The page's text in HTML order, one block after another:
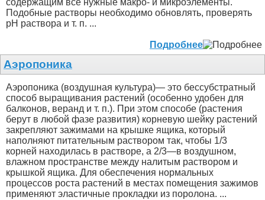
содержащим все нужные макро- и микроэлементы.
Подобные растворы необходимо обновлять, проверять
рН раствора и т. п. ...
Подробнее
Аэропоника
Аэропоника (воздушная культура)— это бессубстратный
способ выращивания растений (особенно удобен для
балконов, веранд и т. п.). При этом способе (растения
берут в любой фазе развития) корневую шейку растений
закрепляют зажимами на крышке ящика, который
наполняют питательным раствором так, чтобы 1/3
корней находилась в растворе, а 2/3—в воздушном,
влажном пространстве между налитым раствором и
крышкой ящика. Для обеспечения нормальных
процессов роста растений в местах помещения зажимов
применяют эластичные прокладки из поролона. ...